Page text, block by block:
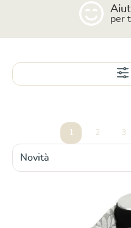
per
Pagina
1
Pagina
2 3